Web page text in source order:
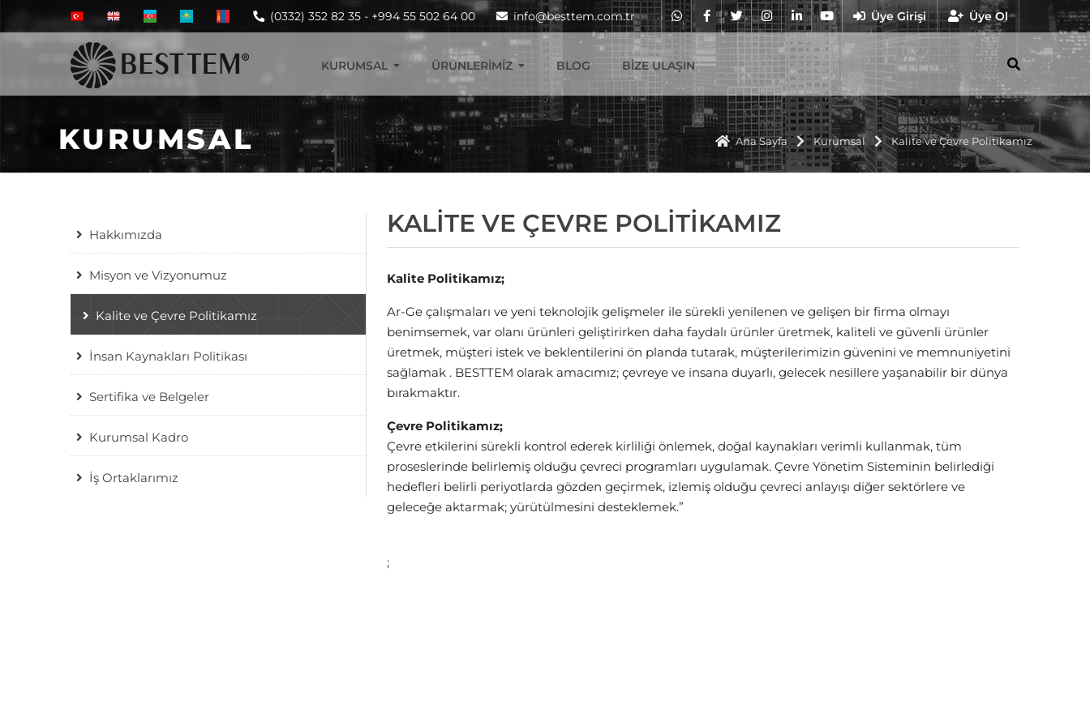
(0332) 352 82 35 - +994 55 502 64 00 info@besttem.com.tr Üye Girişi Üye Ol
KURUMSAL ÜRÜNLERIMIZ BLOG BIZE ULAŞIN
KURUMSAL Ana Sayfa Kurumsal Kalite ve Çevre Politikamız
Hakkımızda
Misyon ve Vizyonumuz
Kalite ve Çevre Politikamız
İnsan Kaynakları Politikası
Sertifika ve Belgeler
Kurumsal Kadro
İş Ortaklarımız
KALİTE VE ÇEVRE POLİTİKAMIZ
Kalite Politikamız;
Ar-Ge çalışmaları ve yeni teknolojik gelişmeler ile sürekli yenilenen ve gelişen bir firma olmayı
benimsemek, var olanı ürünleri geliştirirken daha faydalı ürünler üretmek, kaliteli ve güvenli ürünler
üretmek, müşteri istek ve beklentilerini ön planda tutarak, müşterilerimizin güvenini ve memnuniyetini
sağlamak . BESTTEM olarak amacımız; çevreye ve insana duyarlı, gelecek nesillere yaşanabilir bir dünya
bırakmaktır.
Çevre Politikamız;
Çevre etkilerini sürekli kontrol ederek kirliliği önlemek, doğal kaynakları verimli kullanmak, tüm
proseslerinde belirlemiş olduğu çevreci programları uygulamak. Çevre Yönetim Sisteminin belirlediği
hedefleri belirli periyotlarda gözden geçirmek, izlemiş olduğu çevreci anlayışı diğer sektörlere ve
geleceğe aktarmak; yürütülmesini desteklemek.”
;